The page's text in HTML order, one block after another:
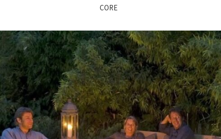
CORE